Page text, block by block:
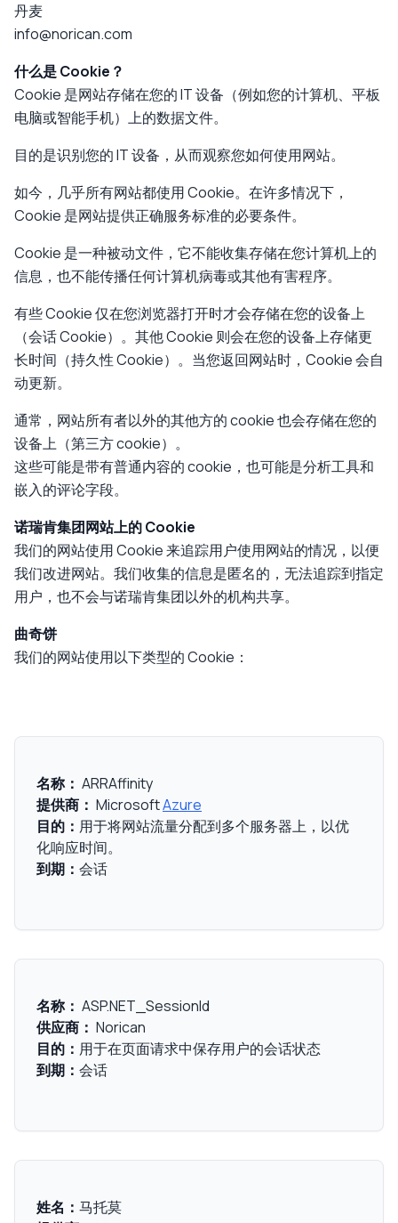
丹麦
info@norican.com
什么是 Cookie？
Cookie 是网站存储在您的 IT 设备（例如您的计算机、平板
电脑或智能手机）上的数据文件。
目的是识别您的 IT 设备，从而观察您如何使用网站。
如今，几乎所有网站都使用 Cookie。在许多情况下，
Cookie 是网站提供正确服务标准的必要条件。
Cookie 是一种被动文件，它不能收集存储在您计算机上的
信息，也不能传播任何计算机病毒或其他有害程序。
有些 Cookie 仅在您浏览器打开时才会存储在您的设备上
（会话 Cookie）。其他 Cookie 则会在您的设备上存储更
长时间（持久性 Cookie）。当您返回网站时，Cookie 会自
动更新。
通常，网站所有者以外的其他方的 cookie 也会存储在您的
设备上（第三方 cookie）。
这些可能是带有普通内容的 cookie，也可能是分析工具和
嵌入的评论字段。
诺瑞肯集团网站上的 Cookie
我们的网站使用 Cookie 来追踪用户使用网站的情况，以便
我们改进网站。我们收集的信息是匿名的，无法追踪到指定
用户，也不会与诺瑞肯集团以外的机构共享。
曲奇饼
我们的网站使用以下类型的 Cookie：
名称： ARRAffinity
提供商： MicrosoftAzure
目的： 用于将网站流量分配到多个服务器上，以优
化响应时间。
到期： 会话
名称： ASP.NET_SessionId
供应商： Norican
目的： 用于在页面请求中保存用户的会话状态
到期： 会话
姓名： 马托莫